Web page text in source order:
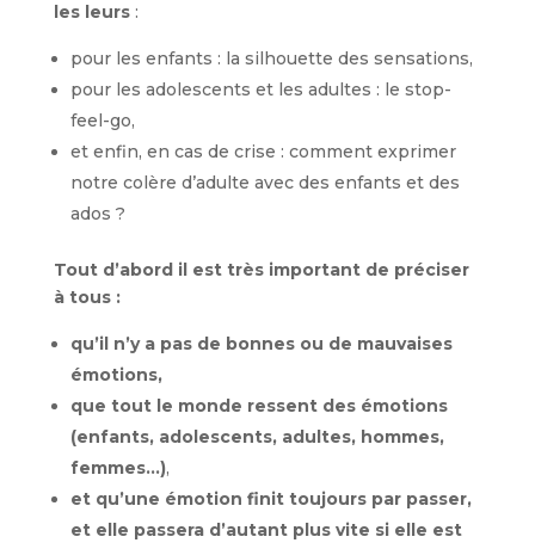
les leurs :
pour les enfants : la silhouette des sensations,
pour les adolescents et les adultes : le stop-
feel-go,
et enfin, en cas de crise : comment exprimer
notre colère d’adulte avec des enfants et des
ados ?
Tout d’abord il est très important de préciser
à tous :
qu’il n’y a pas de bonnes ou de mauvaises
émotions,
que tout le monde ressent des émotions
(enfants, adolescents, adultes, hommes,
femmes…),
et qu’une émotion finit toujours par passer,
et elle passera d’autant plus vite si elle est